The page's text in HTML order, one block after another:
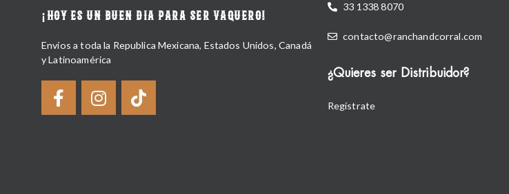
¡HOY ES UN BUEN DIA PARA SER VAQUERO!
Envíos a toda la Republica Mexicana, Estados Unidos, Canadá
y Latinoamérica
33 1338 8070
contacto@ranchandcorral.com
¿Quieres ser Distribuidor?
Regístrate